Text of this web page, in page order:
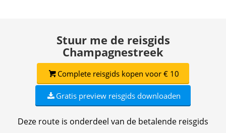
Stuur me de reisgids
Champagnestreek
Complete reisgids kopen voor € 10
Gratis preview reisgids downloaden
Deze route is onderdeel van de betalende reisgids